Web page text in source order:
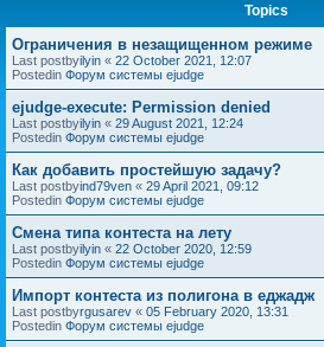
Topics
Ограничения в незащищенном режиме
Last postbyilyin « 22 October 2021, 12:07
Postedin Форум системы ejudge
ejudge-execute: Permission denied
Last postbyilyin « 29 August 2021, 12:24
Postedin Форум системы ejudge
Как добавить простейшую задачу?
Last postbyind79ven « 29 April 2021, 09:12
Postedin Форум системы ejudge
Смена типа контеста на лету
Last postbyilyin « 22 October 2020, 12:59
Postedin Форум системы ejudge
Импорт контеста из полигона в еджадж
Last postbyrgusarev « 05 February 2020, 13:31
Postedin Форум системы ejudge